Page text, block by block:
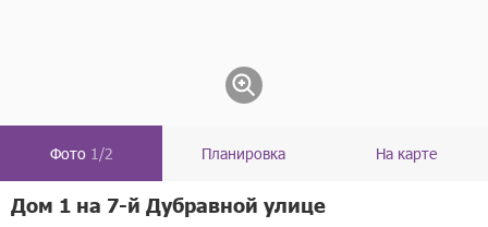
Фото 1/2 Планировка На карте
Дом 1 на 7-й Дубравной улице